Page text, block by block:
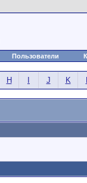
Пользователи
H J K